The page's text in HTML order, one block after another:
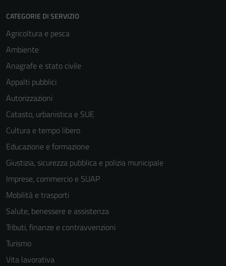
CATEGORIE DI SERVIZIO
Agricoltura e pesca
Ambiente
Anagrafe e stato civile
Appalti pubblici
Autorizzazioni
Catasto, urbanistica e SUE
Cultura e tempo libero
Educazione e formazione
Giustizia, sicurezza pubblica e polizia municipale
Imprese, commercio e SUAP
Mobilità e trasporti
Salute, benessere e assistenza
Tributi, finanze e contravvenzioni
Turismo
Vita lavorativa